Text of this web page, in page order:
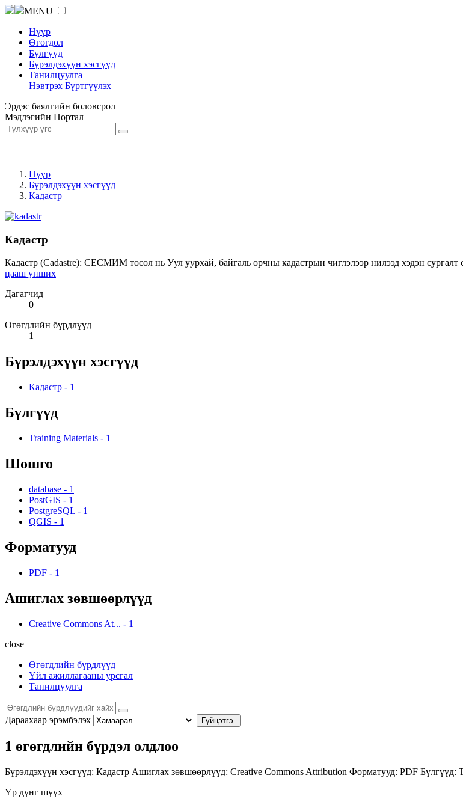
MENU
Нүүр
Өгөгдөл
Бүлгүүд
Бүрэлдэхүүн хэсгүүд
Танилцуулга
Нэвтрэх Бүртгүүлэх
Эрдэс баялгийн боловсрол
Мэдлэгийн Портал
Нүүр
Бүрэлдэхүүн хэсгүүд
Кадастр
Кадастр
Кадастр (Cadastre): СЕСМИМ төсөл нь Уул уурхай, байгаль орчны кадастрын чиглэлээр нилээд хэдэн
цааш унших
Дагагчид
0
Өгөгдлийн бүрдлүүд
1
Бүрэлдэхүүн хэсгүүд
Кадастр - 1
Бүлгүүд
Training Materials - 1
Шошго
database - 1
PostGIS - 1
PostgreSQL - 1
QGIS - 1
Форматууд
PDF - 1
Ашиглах зөвшөөрлүүд
Creative Commons At... - 1
close
Өгөгдлийн бүрдлүүд
Үйл ажиллагааны урсгал
Танилцуулга
Дараахаар эрэмбэлэх Гүйцэтгэ.
1 өгөгдлийн бүрдэл олдлоо
Бүрэлдэхүүн хэсгүүд: Кадастр Ашиглах зөвшөөрлүүд: Creative Commons Attribution Форматууд: PDF Бүлгүүд:
Үр дүнг шүүх